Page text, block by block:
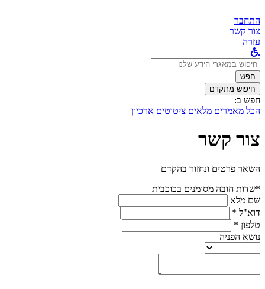
התחבר
צור קשר
עזרה
לחפש
ב:חפש
חיפוש מתקדם
חפש ב:
הכל מאמרים מלאים ציטוטים ארכיון
צור קשר
השאר פרטים ונחזור בהקדם
*שדות חובה מסומנים בכוכבית
שם מלא
דוא"ל *
טלפון *
נושא הפניה